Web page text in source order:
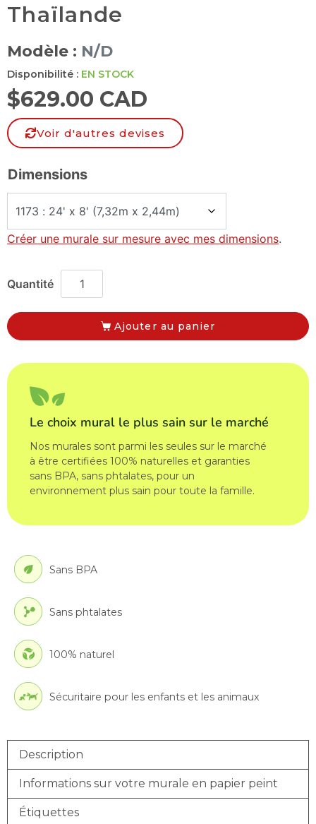
Thaïlande
Modèle : N/D
Disponibilité : EN STOCK
$629.00 CAD
Voir d'autres devises
Dimensions
Créer une murale sur mesure avec mes dimensions.
Ajouter au panier
Le choix mural le plus sain sur le marché
Nos murales sont parmi les seules sur le marché
à être certifiées 100% naturelles et garanties
sans BPA, sans phtalates, pour un
environnement plus sain pour toute la famille.
Sans BPA
Sans phtalates
100% naturel
Sécuritaire pour les enfants et les animaux
Description
Informations sur votre murale en papier peint
Étiquettes